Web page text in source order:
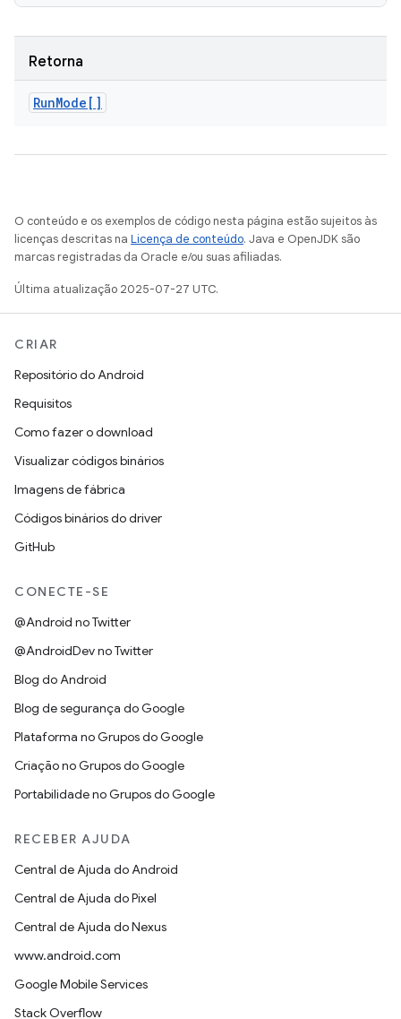
Retorna
RunMode[]
O conteúdo e os exemplos de código nesta página estão sujeitos às
licenças descritas na Licença de conteúdo. Java e OpenJDK são
marcas registradas da Oracle e/ou suas afiliadas.
Última atualização 2025-07-27 UTC.
CRIAR
Repositório do Android
Requisitos
Como fazer o download
Visualizar códigos binários
Imagens de fábrica
Códigos binários do driver
GitHub
CONECTE-SE
@Android no Twitter
@AndroidDev no Twitter
Blog do Android
Blog de segurança do Google
Plataforma no Grupos do Google
Criação no Grupos do Google
Portabilidade no Grupos do Google
RECEBER AJUDA
Central de Ajuda do Android
Central de Ajuda do Pixel
Central de Ajuda do Nexus
www.android.com
Google Mobile Services
Stack Overflow